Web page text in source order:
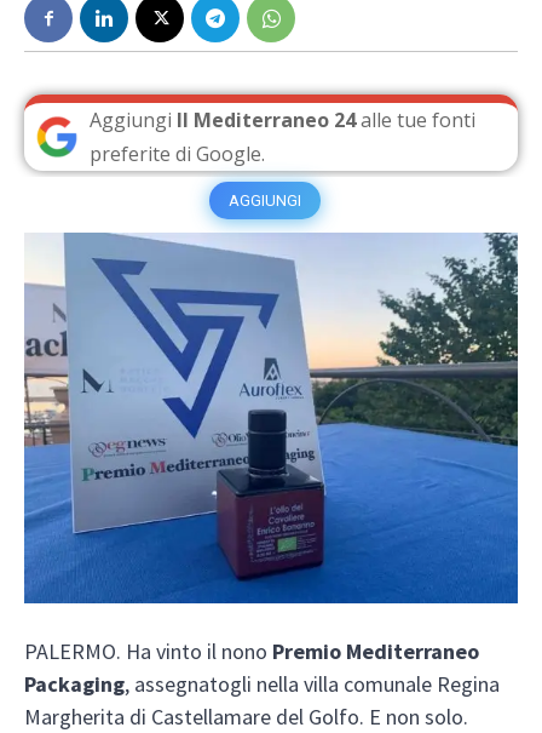
Aggiungi Il Mediterraneo 24alle tue fonti
preferite di Google.
AGGIUNGI
PALERMO. Ha vinto il nono Premio Mediterraneo
Packaging, assegnatogli nella villa comunale Regina
Margherita di Castellamare del Golfo. E non solo.